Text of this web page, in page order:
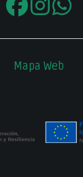
Mapa Web